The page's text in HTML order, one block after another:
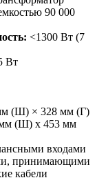
90 000
<1300 Вт (7
Вт
(Ш) × 328 мм (Г)
(Ш) x 453 мм
входами
принимающими
кабели